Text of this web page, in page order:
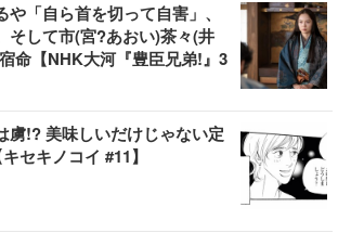
「自ら首を切って自害」、
そして市(宮?あおい)茶々(井
命【NHK大河『豊臣兄弟!』3
虜!? 美味しいだけじゃない定
セキノコイ #11】